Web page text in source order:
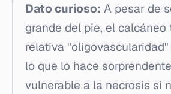
Dato curioso: A pesar de
grande del pie, el calcáneo
relativa "oligovascularidad"
lo que lo hace
vulnerable a la necrosis si